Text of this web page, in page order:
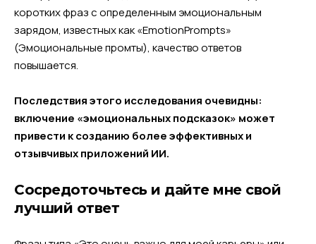
коротких фраз с определенным эмоциональным
зарядом, известных как «EmotionPrompts»
(Эмоциональные промты), качество ответов
повышается.
Последствия этого исследования очевидны:
включение «эмоциональных подсказок» может
привести к созданию более эффективных и
отзывчивых приложений ИИ.
Сосредоточьтесь и дайте мне свой
лучший ответ